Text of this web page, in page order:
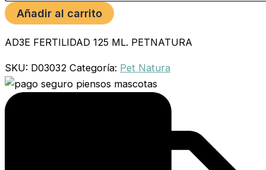
Añadir al carrito
AD3E FERTILIDAD 125 ML. PETNATURA
SKU: D03032 Categoría: Pet Natura